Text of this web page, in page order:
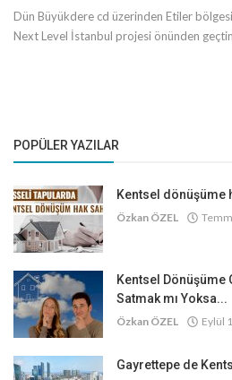
Dün Büyükdere cd üzerinden Etiler
Next Level İstanbul projesi önünden
POPÜLER YAZILAR
Kentsel dönüşüme
Özkan ÖZEL
Kentsel Dönüşüme
Satmak mı Yoksa...
Özkan ÖZEL Eylül
Gayrettepe de